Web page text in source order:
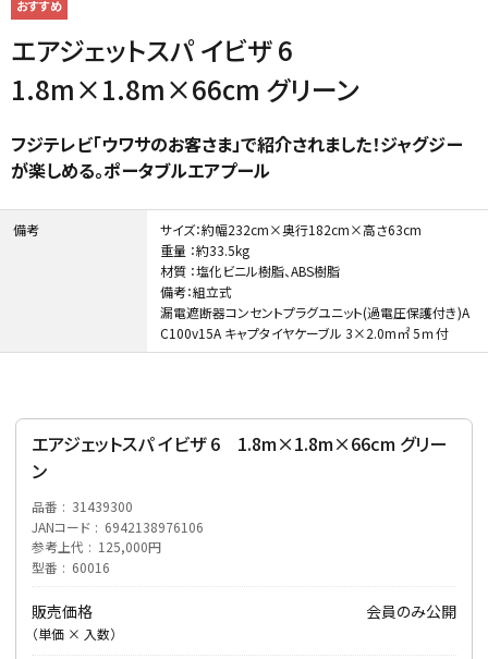
プランター・シェルフ
ガーデンツール ラティス・フェンス
デコレーション
エアジェットスパ イビザ 6
1.8m×1.8m×66cm グリーン
フジテレビ「ウワサのお客さま」で紹介されました！ジャグジー
が楽しめる。ポータブルエアプール
備考
サイズ：約幅232cm×奥行182cm×高さ63cm
重量 ：約33.5kg
材質 ：塩化ビニル樹脂、ABS樹脂
備考：組立式
漏電遮断器コンセントプラグユニット(過電圧保護付き)A
C100v15A キャプタイヤケーブル 3×2.0m㎡ 5ｍ付
エアジェットスパ イビザ 6 1.8m×1.8m×66cm グリー
ン
品番
31439300
JANコード
6942138976106
参考上代
125,000円
型番
60016
販売価格
（単価 × 入数）
会員のみ公開